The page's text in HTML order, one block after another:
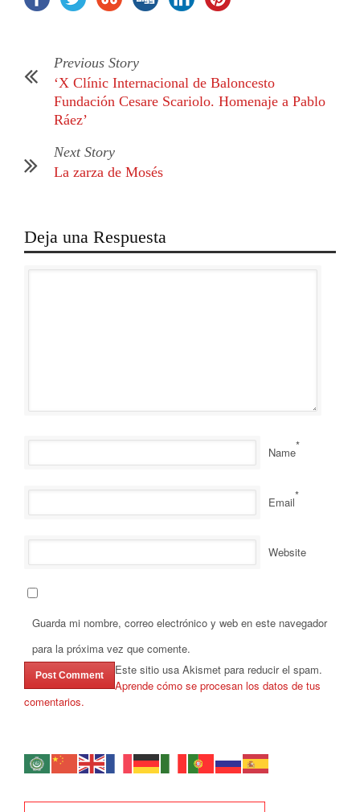
Previous Story
‘X Clínic Internacional de Baloncesto
Fundación Cesare Scariolo. Homenaje a Pablo
Ráez’
Next Story
La zarza de Mosés
Deja una Respuesta
Name*
Email*
Website
Guarda mi nombre, correo electrónico y web en este navegador
para la próxima vez que comente.
Este sitio usa Akismet para reducir el spam.
Aprende cómo se procesan los datos de tus
comentarios.